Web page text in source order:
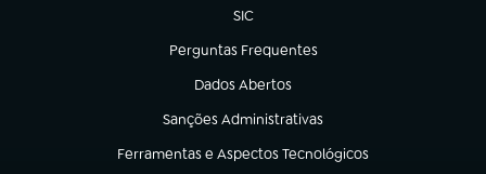
SIC
(abre em nova aba)
Perguntas Frequentes
(abre em nova aba)
Dados Abertos
(abre em nova aba)
Sanções Administrativas
(abre em nova aba)
Ferramentas e Aspectos Tecnológicos
(abre em nova aba)